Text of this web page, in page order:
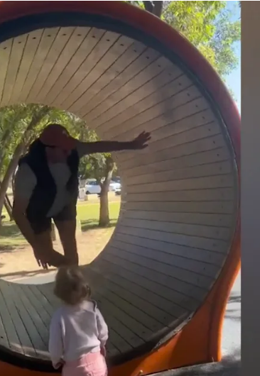
una gigantesca ola
mientras le demostraba a
humano en un patio de